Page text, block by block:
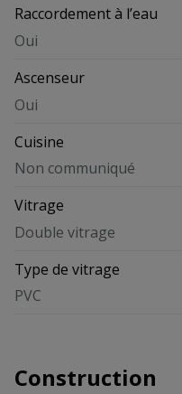
Raccordement à l’eau
Oui
Ascenseur
Oui
Cuisine
Non communiqué
Vitrage
Double vitrage
Type de vitrage
PVC
Construction